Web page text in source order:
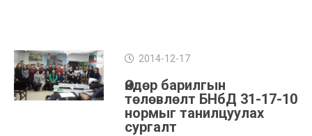
2014-12-17
Өндөр барилгын
төлөвлөлт БНбД 31-17-10
нормыг танилцуулах
сургалт